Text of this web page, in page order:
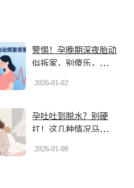
警惕！孕晚期深夜胎动
似拆家，别傻乐，可能
2026-01-02
孕吐吐到脱水？别硬
扛！这几种情况马上就
2026-01-09